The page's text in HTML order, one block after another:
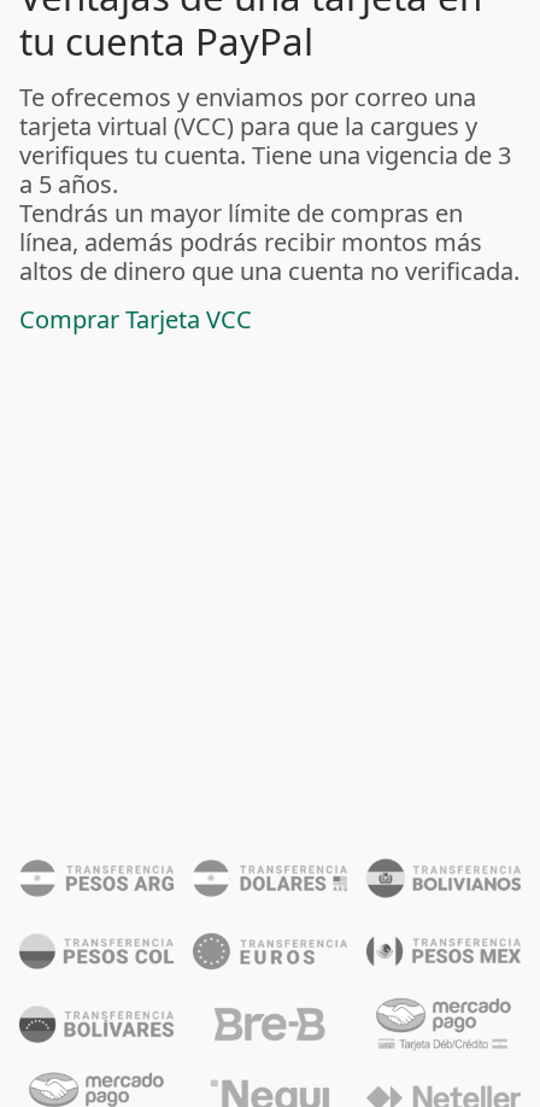
tu cuenta PayPal
Te ofrecemos y enviamos por correo una
tarjeta virtual (VCC) para que la cargues y
verifiques tu cuenta. Tiene una vigencia de 3
a 5 años.
Tendrás un mayor límite de compras en
línea, además podrás recibir montos más
altos de dinero que una cuenta no verificada.
Comprar Tarjeta VCC